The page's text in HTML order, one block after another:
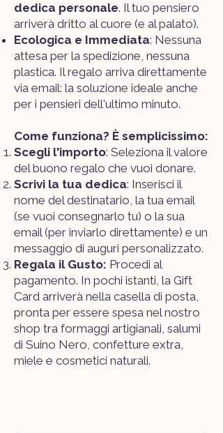
dedica personale. Il tuo pensiero
arriverà dritto al cuore (e al palato).
Ecologica e Immediata: Nessuna
attesa per la spedizione, nessuna
plastica. Il regalo arriva direttamente
via email: la soluzione ideale anche
per i pensieri dell'ultimo minuto.
Come funziona? È semplicissimo:
Scegli l'importo: Seleziona il valore
del buono regalo che vuoi donare.
Scrivi la tua dedica: Inserisci il
nome del destinatario, la tua email
(se vuoi consegnarlo tu) o la sua
email (per inviarlo direttamente) e un
messaggio di auguri personalizzato.
Regala il Gusto: Procedi al
pagamento. In pochi istanti, la Gift
Card arriverà nella casella di posta,
pronta per essere spesa nel nostro
shop tra formaggi artigianali, salumi
di Suino Nero, confetture extra,
miele e cosmetici naturali.